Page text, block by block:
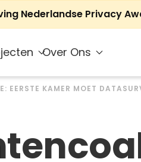
Nederlandse Privacy
Over Ons
EERSTE KAMER MOET